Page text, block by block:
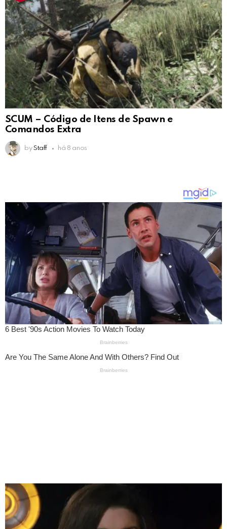
SCUM – Código de Itens de Spawn e
Comandos Extra
by Staff há 8 anos